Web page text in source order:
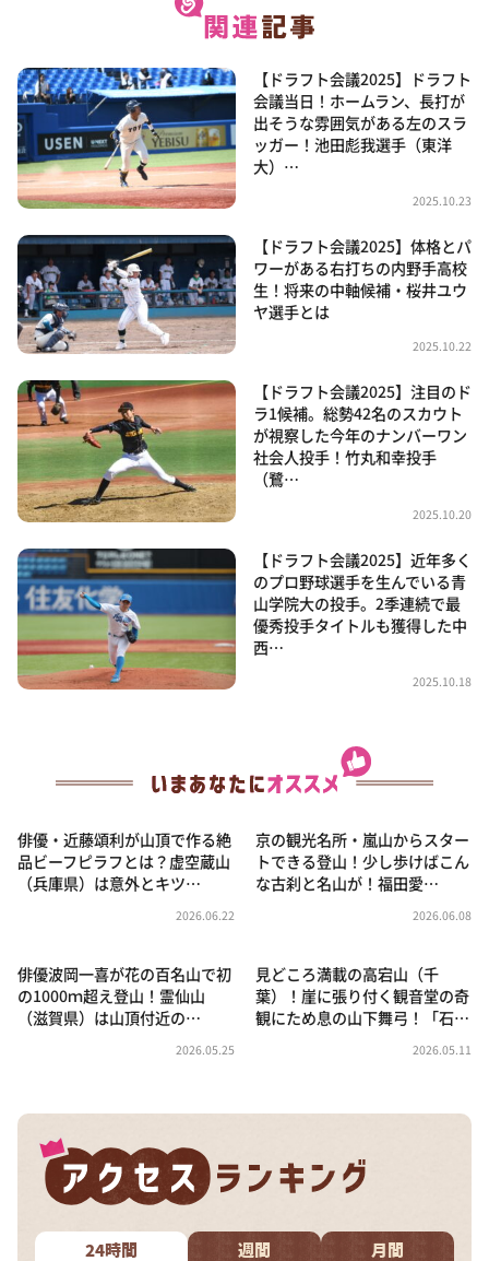
【ドラフト会議2025】ドラフト
会議当日！ホームラン、長打が
出そうな雰囲気がある左のスラ
ッガー！池田彪我選手（東洋
大）…
2025.10.23
【ドラフト会議2025】体格とパ
ワーがある右打ちの内野手高校
生！将来の中軸候補・桜井ユウ
ヤ選手とは
2025.10.22
【ドラフト会議2025】注目のド
ラ1候補。総勢42名のスカウト
が視察した今年のナンバーワン
社会人投手！竹丸和幸投手
（鷺…
2025.10.20
【ドラフト会議2025】近年多く
のプロ野球選手を生んでいる青
山学院大の投手。2季連続で最
優秀投手タイトルも獲得した中
西…
2025.10.18
俳優・近藤頌利が山頂で作る絶
品ビーフピラフとは？虚空蔵山
（兵庫県）は意外とキツ…
2026.06.22
京の観光名所・嵐山からスター
トできる登山！少し歩けばこん
な古刹と名山が！福田愛…
2026.06.08
俳優波岡一喜が花の百名山で初
の1000ｍ超え登山！霊仙山
（滋賀県）は山頂付近の…
2026.05.25
見どころ満載の高宕山（千
葉）！崖に張り付く観音堂の奇
観にため息の山下舞弓！「石…
2026.05.11
24時間 週間 月間